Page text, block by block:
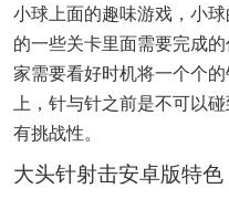
小球上面的趣味游戏，小
的一些关卡里面需要完成
家需要看好时机将一个个
上，针与针之前是不可以
有挑战性。
大头针射击安卓版特色